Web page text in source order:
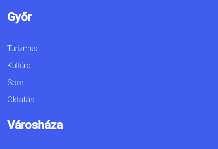
Győr
Turizmus
Kultúra
Sport
Oktatás
Városháza